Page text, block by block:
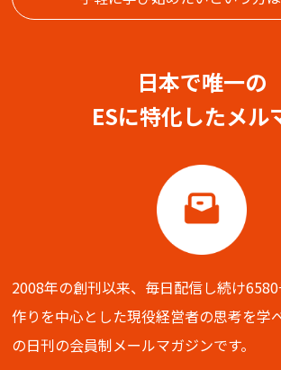
日本で唯一の
ESに特化したメル
2008年の創刊以来、毎日配信し続け
作りを中心とした現役経営者の思考を学
の日刊の会員制メールマガジンです。